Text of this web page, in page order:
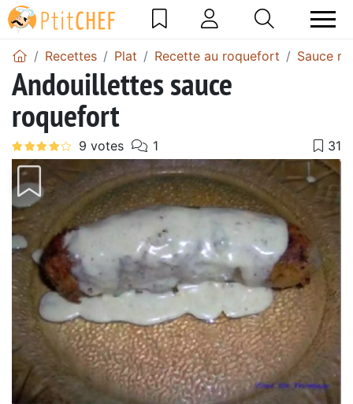
Recettes Plat Recette au roquefort Sauce
Andouillettes sauce
roquefort